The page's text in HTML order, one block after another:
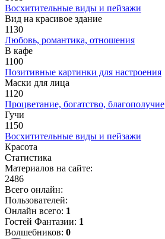
Восхитительные виды и пейзажи
Вид на красивое здание
1130
Любовь, романтика, отношения
В кафе
1100
Позитивные картинки для настроения
Маски для лица
1120
Процветание, богатство, благополучие
Гучи
1150
Восхитительные виды и пейзажи
Красота
Статистика
Материалов на сайте:
2486
Всего онлайн:
Пользователей:
Онлайн всего: 1
Гостей Фантазии: 1
Волшебников: 0